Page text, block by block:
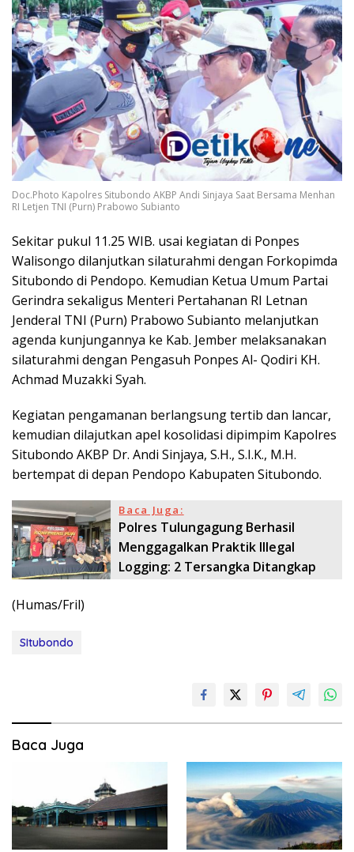
Doc.Photo Kapolres Situbondo AKBP Andi Sinjaya Saat Bersama Menhan
RI Letjen TNI (Purn) Prabowo Subianto
Sekitar pukul 11.25 WIB. usai kegiatan di Ponpes
Walisongo dilanjutkan silaturahmi dengan Forkopimda
Situbondo di Pendopo. Kemudian Ketua Umum Partai
Gerindra sekaligus Menteri Pertahanan RI Letnan
Jenderal TNI (Purn) Prabowo Subianto melanjutkan
agenda kunjungannya ke Kab. Jember melaksanakan
silaturahmi dengan Pengasuh Ponpes Al- Qodiri KH.
Achmad Muzakki Syah.
Kegiatan pengamanan berlangsung tertib dan lancar,
kemudian dilajutkan apel kosolidasi dipimpim Kapolres
Situbondo AKBP Dr. Andi Sinjaya, S.H., S.I.K., M.H.
bertempat di depan Pendopo Kabupaten Situbondo.
Baca Juga:
Polres Tulungagung Berhasil
Menggagalkan Praktik Illegal
Logging: 2 Tersangka Ditangkap
(Humas/Fril)
SItubondo
Baca Juga